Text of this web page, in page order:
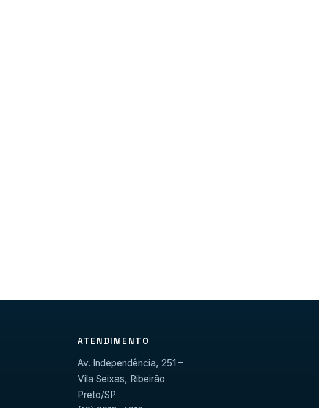
ATENDIMENTO
Av. Independência, 251 –
Vila Seixas, Ribeirão
Preto/SP